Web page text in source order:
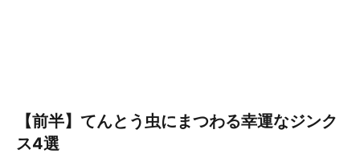
【前半】てんとう虫にまつわる幸運なジンク
ス4選